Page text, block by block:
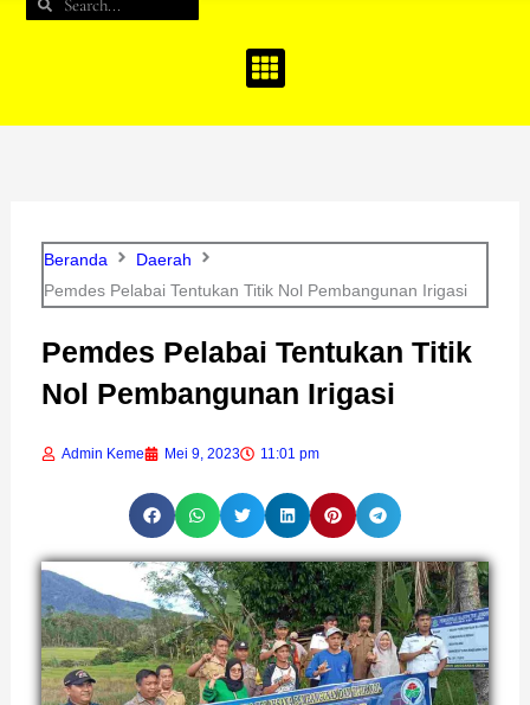
Beranda
Daerah
Pemdes Pelabai Tentukan Titik Nol Pembangunan Irigasi
Pemdes Pelabai Tentukan Titik
Nol Pembangunan Irigasi
Admin Keme Mei 9, 2023 11:01 pm